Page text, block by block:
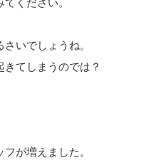
いでしょうね。
てしまうのでは？
が増えました。